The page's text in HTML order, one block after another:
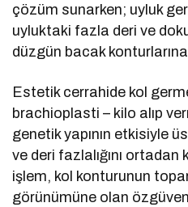
çözüm sunarken; uyluk
uyluktaki fazla deri ve
düzgün bacak
Estetik cerrahide kol
brachioplasti – kilo alıp
genetik yapının etkisiyle
ve deri fazlalığını ortadan
işlem, kol konturunun
görünümüne olan